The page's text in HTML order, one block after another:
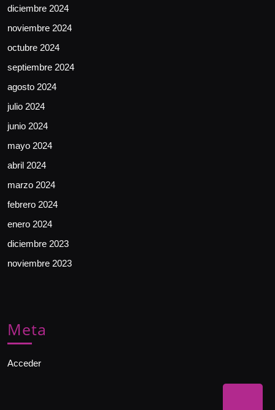
diciembre 2024
noviembre 2024
octubre 2024
septiembre 2024
agosto 2024
julio 2024
junio 2024
mayo 2024
abril 2024
marzo 2024
febrero 2024
enero 2024
diciembre 2023
noviembre 2023
Meta
Acceder